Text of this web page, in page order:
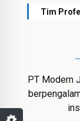
Tim
PT Modern